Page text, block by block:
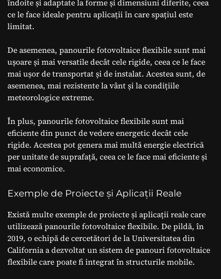
îndoite și adaptate la forme și dimensiuni diferite, ceea
ce le face ideale pentru aplicații în care spațiul este
limitat.
De asemenea, panourile fotovoltaice flexibile sunt mai
ușoare și mai versatile decât cele rigide, ceea ce le face
mai ușor de transportat și de instalat. Acestea sunt, de
asemenea, mai rezistente la vânt și la condițiile
meteorologice extreme.
În plus, panourile fotovoltaice flexibile sunt mai
eficiente din punct de vedere energetic decât cele
rigide. Acestea pot genera mai multă energie electrică
per unitate de suprafață, ceea ce le face mai eficiente și
mai economice.
Exemple de Proiecte și Aplicații Reale
Există multe exemple de proiecte și aplicații reale care
utilizează panourile fotovoltaice flexibile. De pildă, în
2019, o echipă de cercetători de la Universitatea din
California a dezvoltat un sistem de panouri fotovoltaice
flexibile care poate fi integrat în structurile mobile.